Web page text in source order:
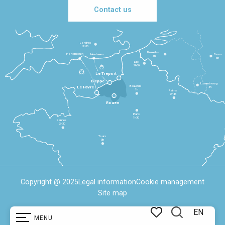
MENU
EN
Contact us
Le Havre
Dieppe
Le Tréport
Rennes
2h30
Tours
3h
Paris
1h30
Beauvais
1h
Reims
2h45
Lille
2h30
Bruxelles
3h
Londres
3h30
Newhaven
Portsmouth
Bonn
5h
Luxembourg
4h
Rouen
Copyright @ 2025Legal informationCookie management
Site map